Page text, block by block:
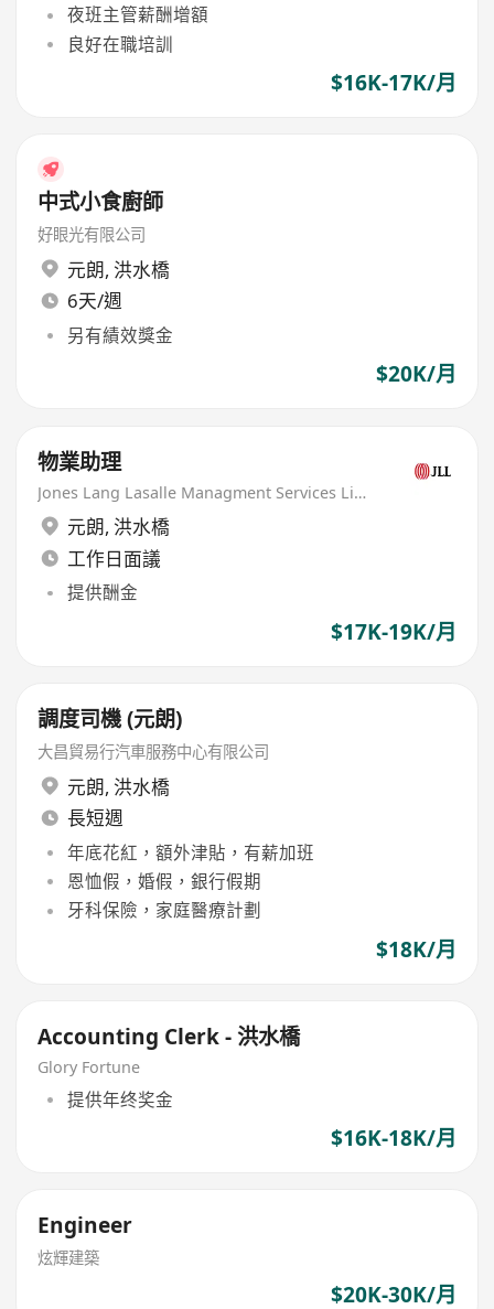
夜班主管薪酬增額
良好在職培訓
$16K-17K/月
中式小食廚師
好眼光有限公司
元朗, 洪水橋
6天/週
另有績效獎金
$20K/月
物業助理
Jones Lang Lasalle Managment Services Limited
元朗, 洪水橋
工作日面議
提供酬金
$17K-19K/月
調度司機 (元朗)
大昌貿易行汽車服務中心有限公司
元朗, 洪水橋
長短週
年底花紅，額外津貼，有薪加班
恩恤假，婚假，銀行假期
牙科保險，家庭醫療計劃
$18K/月
Accounting Clerk - 洪水橋
Glory Fortune
提供年终奖金
$16K-18K/月
Engineer
炫輝建築
$20K-30K/月